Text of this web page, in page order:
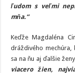
ľudom s veľmi
mňa.“
Keďže Magdaléna
dráždivého
sa na ňu aj ďalšie
viacero žien,